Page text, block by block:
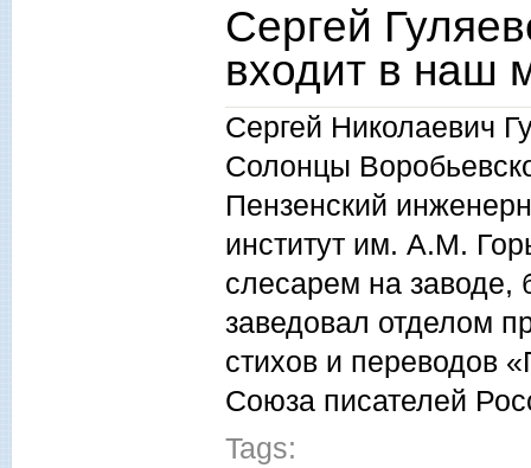
Сергей
входит в наш
Сергей Николаевич
Солонцы
Пензенский
институт им. А.М.
слесарем на заводе,
заведовал отделом
стихов и переводов
Союза писателей
Tags: